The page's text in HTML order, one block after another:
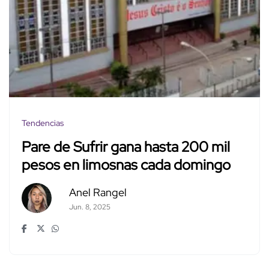
Tendencias
Pare de Sufrir gana hasta 200 mil
pesos en limosnas cada domingo
Anel Rangel
Jun. 8, 2025